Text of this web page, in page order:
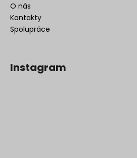
O nás
Kontakty
Spolupráce
Instagram